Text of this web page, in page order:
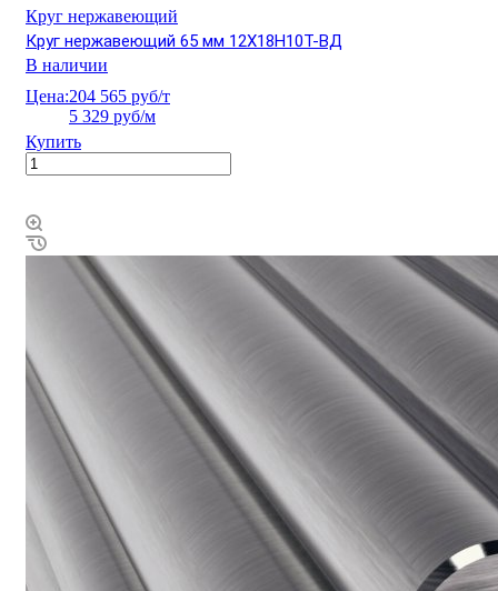
Круг нержавеющий
Круг нержавеющий 65 мм 12Х18Н10Т-ВД
В наличии
Цена:204 565 руб/т
5 329 руб/м
Купить